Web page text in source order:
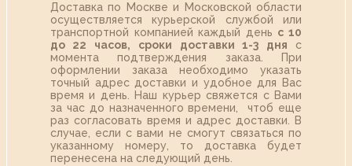
Доставка по Москве и Московской области
осуществляется курьерской службой или
транспортной компанией каждый день с 10
до 22 часов,
сроки доставки 1-3 дня с
момента подтверждения заказа. При
оформлении заказа необходимо указать
точный адрес доставки и удобное для Вас
время и день. Наш курьер свяжется с Вами
за час до назначенного времени, чтоб еще
раз согласовать время и адрес доставки. В
случае, если с вами не смогут связаться по
указанному номеру, то доставка будет
перенесена на следующий день.